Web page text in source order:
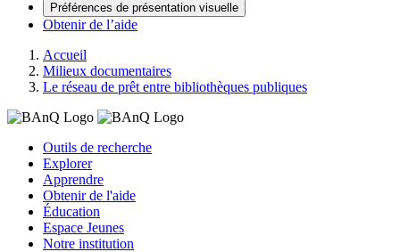
Préférences de présentation visuelle
Obtenir de l’aide
Accueil
Milieux documentaires
Le réseau de prêt entre bibliothèques publiques
Outils de recherche
Explorer
Apprendre
Obtenir de l'aide
Éducation
Espace Jeunes
Notre institution